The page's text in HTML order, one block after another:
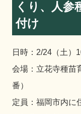
くり、人参
付け
日時：2/24（土）
会場：立花寺種苗
番）
定員：福岡市内に